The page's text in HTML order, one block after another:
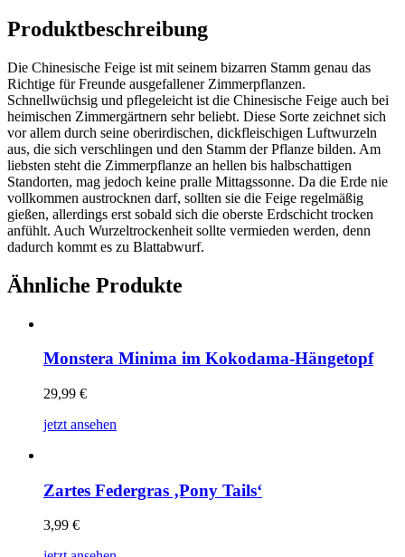
Produktbeschreibung
Die Chinesische Feige ist mit seinem bizarren Stamm genau das
Richtige für Freunde ausgefallener Zimmerpflanzen.
Schnellwüchsig und pflegeleicht ist die Chinesische Feige auch bei
heimischen Zimmergärtnern sehr beliebt. Diese Sorte zeichnet sich
vor allem durch seine oberirdischen, dickfleischigen Luftwurzeln
aus, die sich verschlingen und den Stamm der Pflanze bilden. Am
liebsten steht die Zimmerpflanze an hellen bis halbschattigen
Standorten, mag jedoch keine pralle Mittagssonne. Da die Erde nie
vollkommen austrocknen darf, sollten sie die Feige regelmäßig
gießen, allerdings erst sobald sich die oberste Erdschicht trocken
anfühlt. Auch Wurzeltrockenheit sollte vermieden werden, denn
dadurch kommt es zu Blattabwurf.
Ähnliche Produkte
Monstera Minima im Kokodama-Hängetopf
29,99 €
jetzt ansehen
Zartes Federgras ‚Pony Tails‘
3,99 €